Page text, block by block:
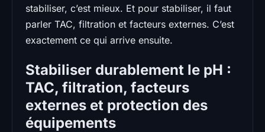
stabiliser, c’est mieux. Et pour stabiliser, il faut
parler TAC, filtration et facteurs externes. C’est
exactement ce qui arrive ensuite.
Stabiliser durablement le pH :
TAC, filtration, facteurs
externes et protection des
équipements